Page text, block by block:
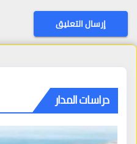
دراسات المدار